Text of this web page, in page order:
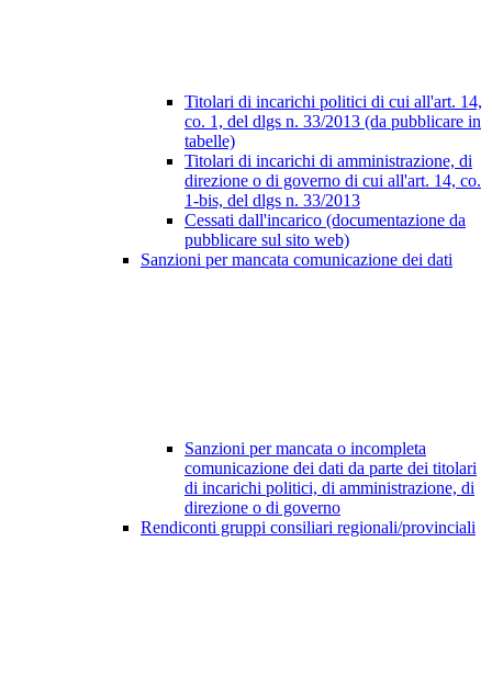
Titolari di incarichi politici di cui all'art. 14,
co. 1, del dlgs n. 33/2013 (da pubblicare in
tabelle)
Titolari di incarichi di amministrazione, di
direzione o di governo di cui all'art. 14, co.
1-bis, del dlgs n. 33/2013
Cessati dall'incarico (documentazione da
pubblicare sul sito web)
Sanzioni per mancata comunicazione dei dati
Sanzioni per mancata o incompleta
comunicazione dei dati da parte dei titolari
di incarichi politici, di amministrazione, di
direzione o di governo
Rendiconti gruppi consiliari regionali/provinciali